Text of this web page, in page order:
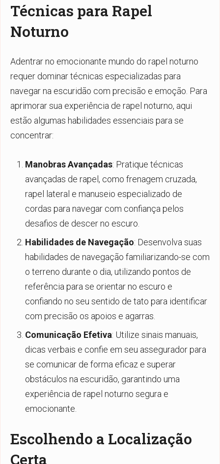
Técnicas para Rapel
Noturno
Adentrar no emocionante mundo do rapel noturno
requer dominar técnicas especializadas para
navegar na escuridão com precisão e emoção. Para
aprimorar sua experiência de rapel noturno, aqui
estão algumas habilidades essenciais para se
concentrar:
Manobras Avançadas: Pratique técnicas
avançadas de rapel, como frenagem cruzada,
rapel lateral e manuseio especializado de
cordas para navegar com confiança pelos
desafios de descer no escuro.
Habilidades de Navegação: Desenvolva suas
habilidades de navegação familiarizando-se com
o terreno durante o dia, utilizando pontos de
referência para se orientar no escuro e
confiando no seu sentido de tato para identificar
com precisão os apoios e agarras.
Comunicação Efetiva: Utilize sinais manuais,
dicas verbais e confie em seu assegurador para
se comunicar de forma eficaz e superar
obstáculos na escuridão, garantindo uma
experiência de rapel noturno segura e
emocionante.
Escolhendo a Localização
Certa